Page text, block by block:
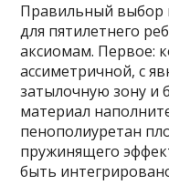
Правильный выбор
для пятилетнего
аксиомам. Первое:
ассиметричной, с
затылочную зону и
материал
пенополиуретан
пружинящего
быть